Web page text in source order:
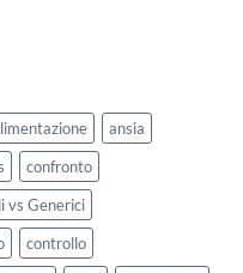
ansia
confronto
vs Generici
controllo